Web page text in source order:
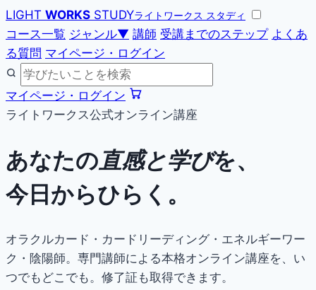
LIGHT WORKS STUDYライトワークス スタディ
コース一覧 ジャンル▼ 講師 受講までのステップ よくあ
る質問 マイページ・ログイン
マイページ・ログイン
ライトワークス公式オンライン講座
あなたの直感と学びを、
今日からひらく。
オラクルカード・カードリーディング・エネルギーワー
ク・陰陽師。専門講師による本格オンライン講座を、い
つでもどこでも。修了証も取得できます。